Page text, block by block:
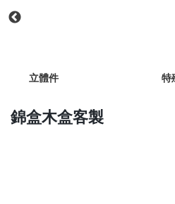
立體件 特
錦盒木盒客製